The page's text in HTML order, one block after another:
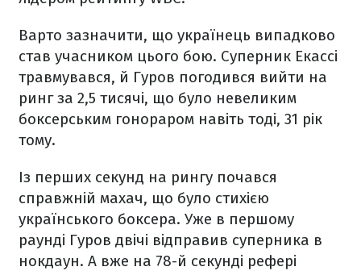
Варто зазначити, що українець випадково
став учасником цього бою. Суперник Екассі
травмувався, й Гуров погодився вийти на
ринг за 2,5 тисячі, що було невеликим
боксерським гонораром навіть тоді, 31 рік
тому.
Із перших секунд на рингу почався
справжній махач, що було стихією
українського боксера. Уже в першому
раунді Гуров двічі відправив суперника в
нокдаун. А вже на 78-й секунді рефері